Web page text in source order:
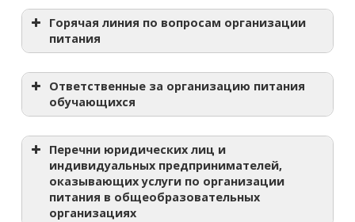
Горячая линия по вопросам организации
питания
Ответственные за организацию питания
обучающихся
Перечни юридических лиц и
индивидуальных предпринимателей,
оказывающих услуги по организации
питания в общеобразовательных
организациях